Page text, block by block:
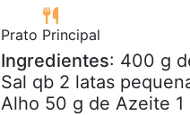
Prato Principal
Ingredientes: 400 g
Sal qb 2 latas
Alho 50 g de Azeite 1